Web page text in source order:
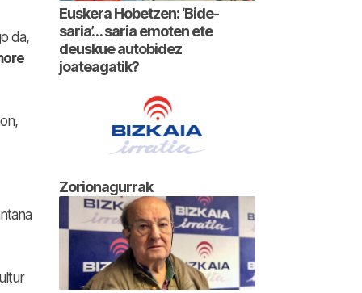
da,
Euskera Hobetzen: ‘Bide-
saria’… saria emoten ete
deuskue autobidez
joateagatik?
Zorionagurrak